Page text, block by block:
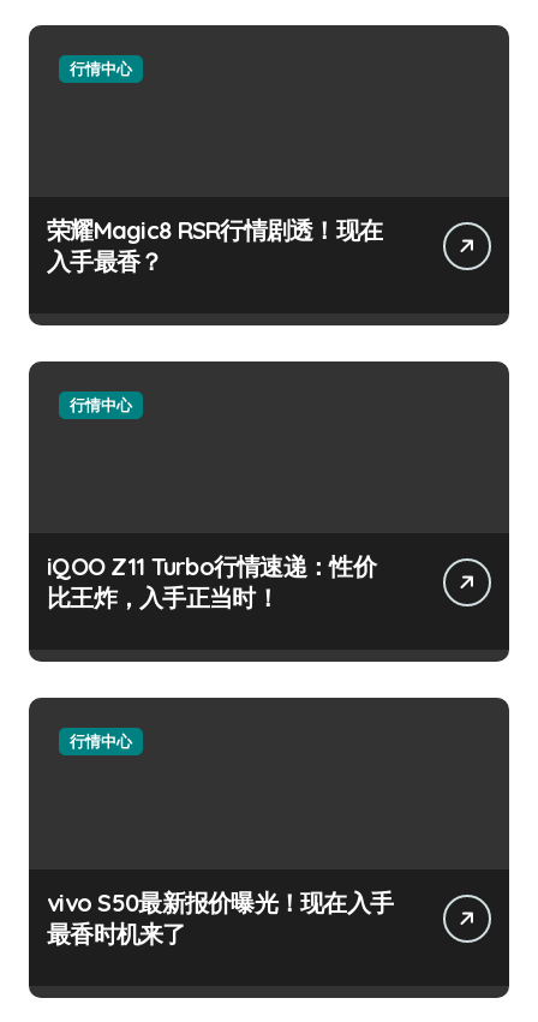
行情中心
荣耀Magic8 RSR行情剧透！现在
入手最香？
行情中心
iQOO Z11 Turbo行情速递：性价
比王炸，入手正当时！
行情中心
vivo S50最新报价曝光！现在入手
最香时机来了